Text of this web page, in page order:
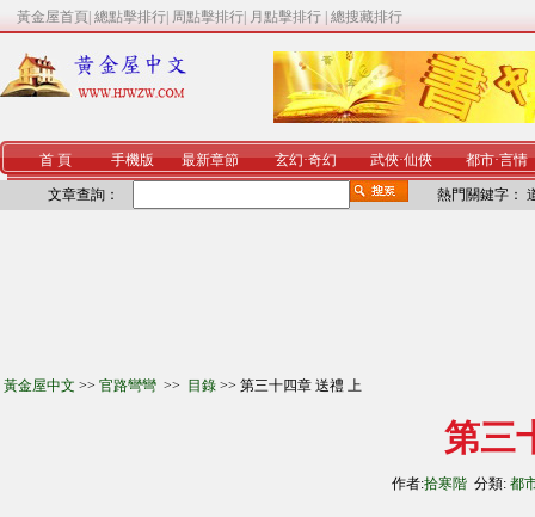
黃金屋首頁 總點擊排行 周點擊排行 月點擊排行 總搜藏排行
首 頁 手機版 最新章節 玄幻·奇幻 武俠·仙俠 都市·言情
文章查詢： 熱門關鍵字：
黃金屋中文 >> 官路彎彎 >> 目錄 >> 第三十四章 送禮 上
第三
作者:拾寒階 分類: 都